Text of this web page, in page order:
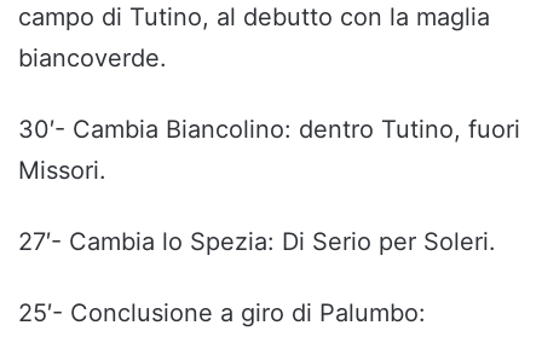
campo di Tutino, al debutto con la maglia
biancoverde.
30′- Cambia Biancolino: dentro Tutino, fuori
Missori.
27′- Cambia lo Spezia: Di Serio per Soleri.
25′- Conclusione a giro di Palumbo: